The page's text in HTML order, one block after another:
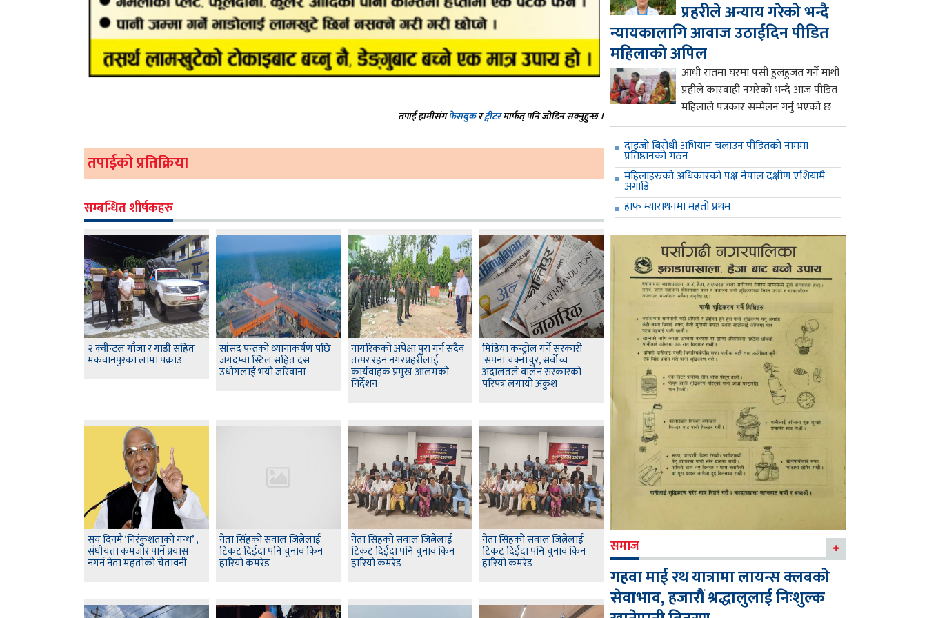
तपाईं हामीसंगफेसबुकरट्वीटरमार्फत् पनि जोडिन सक्नुहुन्छ ।
तपाईको प्रतिक्रिया
सम्बन्धित शीर्षकहरु
२ क्वीन्टल गाँजा र गाडी सहित
मकवानपुरका लामा पक्राउ
सांसद पन्तकाे ध्यानाकर्षण पछि
जगदम्वा स्टिल सहित दस
उधाेगलाई भयाे जरिवाना
नागरिकको अपेक्षा पुरा गर्न सदैव
तत्पर रहन नगरप्रहरीलाई
कार्यवाहक प्रमुख आलमको
निर्देशन
मिडिया कन्ट्रोल गर्ने सरकारी
सपना चक्नाचुर, सर्वोच्च
अदालतले वालेन सरकारको
परिपत्र लगायो अंकुश
सय दिनमै ‘निरंकुशताको गन्ध’ ,
संघीयता कमजोर पार्ने प्रयास
नगर्न नेता महतोको चेतावनी
नेता सिंहकाे सवाल जित्नेलाई
टिकट दिईदा पनि चुनाव किन
हारियाे कमरेड
नेता सिंहकाे सवाल जित्नेलाई
टिकट दिईदा पनि चुनाव किन
हारियाे कमरेड
नेता सिंहकाे सवाल जित्नेलाई
टिकट दिईदा पनि चुनाव किन
हारियाे कमरेड
प्रहरीले अन्याय गरेको भन्दै
न्यायकालागि आवाज उठाईदिन पीडित
महिलाको अपिल
आधी रातमा घरमा पसी हुलहुजत गर्ने माथी
प्रहीले कारवाही नगरेको भन्दै आज पीडित
महिलाले पत्रकार सम्मेलन गर्नु भएको छ
दाइजो बिरोधी अभियान चलाउन पीडितको नाममा
प्रतिष्ठानको गठन
महिलाहरुको अधिकारको पक्ष नेपाल दक्षीण एशियामै
अगाडि
हाफ म्याराथनमा महतो प्रथम
समाज
गहवा माई रथ यात्रामा लायन्स क्लबको
सेवाभाव, हजारौं श्रद्धालुलाई निःशुल्क